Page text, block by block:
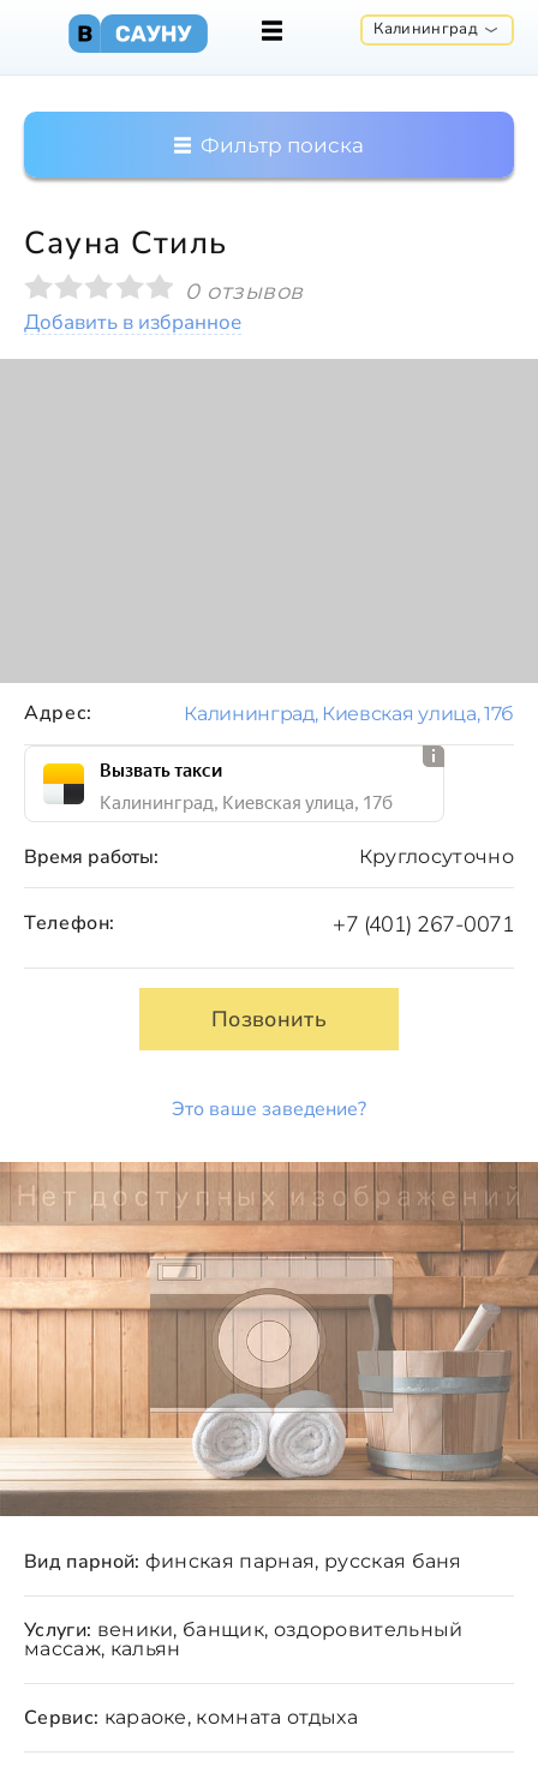
Калининград
Фильтр поиска
Сауна Стиль
0 отзывов
Добавить в избранное
Время работы: Круглосуточно
Телефон: +7 (401) 267-0071
Позвонить
Это ваше заведение?
Адрес: Калининград, Киевская улица, 17б
Вызвать такси
Калининград, Киевская улица, 17б
Вид парной: финская парная, русская баня
Услуги: веники, банщик, оздоровительный
массаж, кальян
Сервис: караоке, комната отдыха